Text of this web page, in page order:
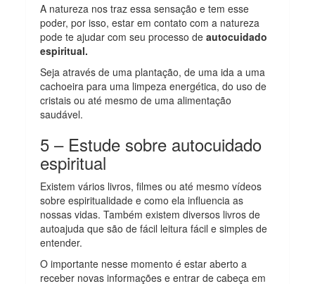
A natureza nos traz essa sensação e tem esse
poder, por isso, estar em contato com a natureza
pode te ajudar com seu processo deautocuidado
espiritual.
Seja através de uma plantação, de uma ida a uma
cachoeira para uma limpeza energética, do uso de
cristais ou até mesmo de uma alimentação
saudável.
5 – Estude sobre autocuidado
espiritual
Existem vários livros, filmes ou até mesmo vídeos
sobre espiritualidade e como ela influencia as
nossas vidas. Também existem diversos livros de
autoajuda que são de fácil leitura fácil e simples de
entender.
O importante nesse momento é estar aberto a
receber novas informações e entrar de cabeça em